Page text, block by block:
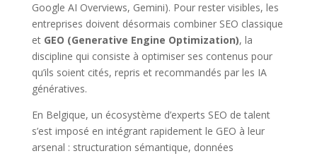
Google AI Overviews, Gemini). Pour rester visibles, les
entreprises doivent désormais combiner SEO classique
et GEO (Generative Engine Optimization), la
discipline qui consiste à optimiser ses contenus pour
qu’ils soient cités, repris et recommandés par les IA
génératives.
En Belgique, un écosystème d’experts SEO de talent
s’est imposé en intégrant rapidement le GEO à leur
arsenal : structuration sémantique, données